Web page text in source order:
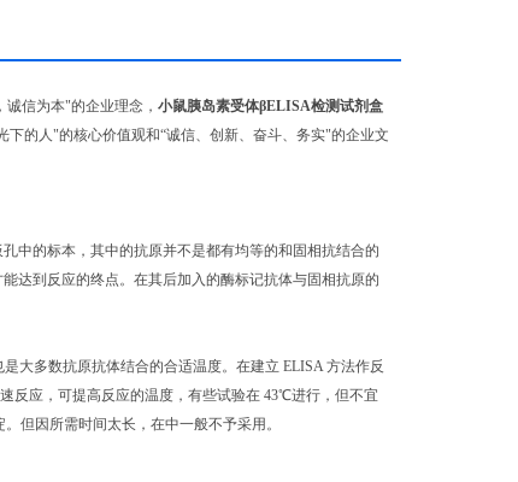
信为本"的企业理念， 小鼠胰岛素受体βELISA检测试剂盒
的人"的核心价值观和“诚信、创新、奋斗、务实"的企业文
中的标本，其中的抗原并不是都有均等的和固相抗结合的
达到反应的终点。在其后加入的酶标记抗体与固相抗原的
多数抗原抗体结合的合适温度。在建立 ELISA 方法作反
反应，可提高反应的温度，有些试验在 43℃进行，但不宜
但因所需时间太长，在中一般不予采用。